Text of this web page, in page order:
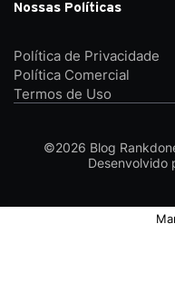
Nossas Políticas
Política de Privacidade
Política Comercial
Termos de Uso
©2026 Blog
Desenvolvido